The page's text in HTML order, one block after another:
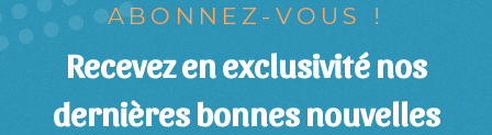
ABONNEZ-VOUS !
Recevez en exclusivité nos
dernières bonnes nouvelles